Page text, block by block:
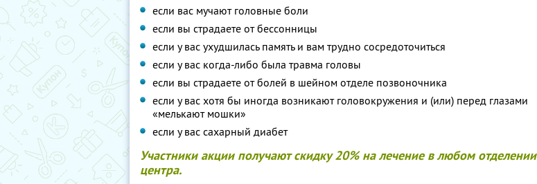
если вас мучают головные боли
если вы страдаете от бессонницы
если у вас ухудшилась память и вам трудно сосредоточиться
если у вас когда-либо была травма головы
если вы страдаете от болей в шейном отделе позвоночника
если у вас хотя бы иногда возникают головокружения и (или) перед глазами
«мелькают мошки»
если у вас сахарный диабет
Участники акции получают скидку 20% на лечение в любом отделении
центра.